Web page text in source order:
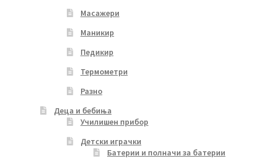
Масажери
Маникир
Педикир
Термометри
Разно
Деца и бебиња
Училишен прибор
Детски играчки
Батерии и полначи за батерии